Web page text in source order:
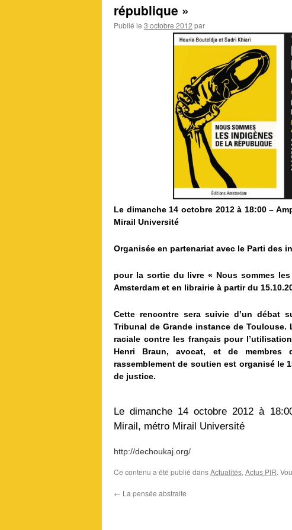
république »
Publié le 3 octobre 2012 par
Le dimanche 14 octobre 2012 à 18:00 –
Mirail Université
Organisée en partenariat avec le Parti des
pour la sortie du livre « Nous sommes
Amsterdam et en librairie à partir du
Cette rencontre sera suivie d’un débat
Tribunal de Grande instance de Toulouse.
raciale contre les français pour
Henri Braun, avocat, et de
rassemblement de soutien est organisé le
de justice.
Le dimanche 14 octobre 2012 à
Mirail, métro Mirail Université
http://dechoukaj.org/
Ce contenu a été publié dansActualités, Actus PIR.
← La pensée abstraite